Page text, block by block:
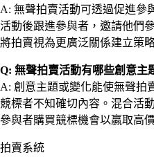
A: 無聲拍賣活動可透過促進參
活動後跟進參與者，邀請他們
將拍賣視為更廣泛關係建立策
Q: 無聲拍賣活動有哪些創意主
A: 創意主題或變化能使無聲拍
競標者不知確切內容。混合活
參與者購買競標機會以贏取高
拍賣系統